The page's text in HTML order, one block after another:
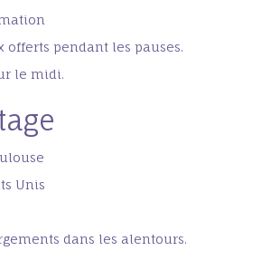
offerts pendant les pauses.
le midi.
Unis
dans les alentours.